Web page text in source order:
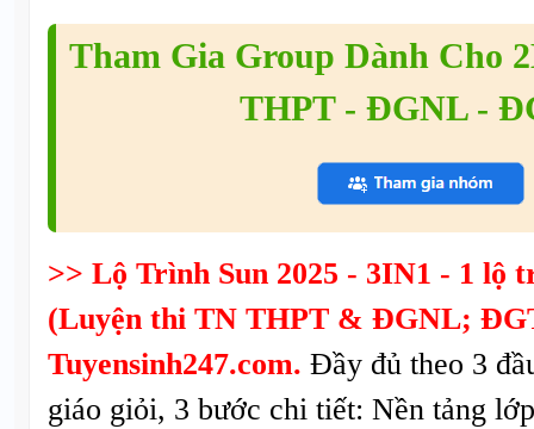
Tham Gia Group Dành Cho
THPT - ĐGNL -
>> Lộ Trình Sun 2025 - 3IN1 - 1 lộ
(Luyện thi TN THPT & ĐGNL;
Tuyensinh247.com. Đầy đủ theo 3
giáo giỏi, 3 bước chi tiết: Nền tảng